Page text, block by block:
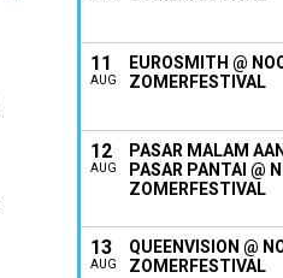
11
AUG
EUROSMITH @
ZOMERFESTIVAL
12
AUG
PASAR MALAM
PASAR PANTAI @
ZOMERFESTIVAL
13
AUG
QUEENVISION @
ZOMERFESTIVAL